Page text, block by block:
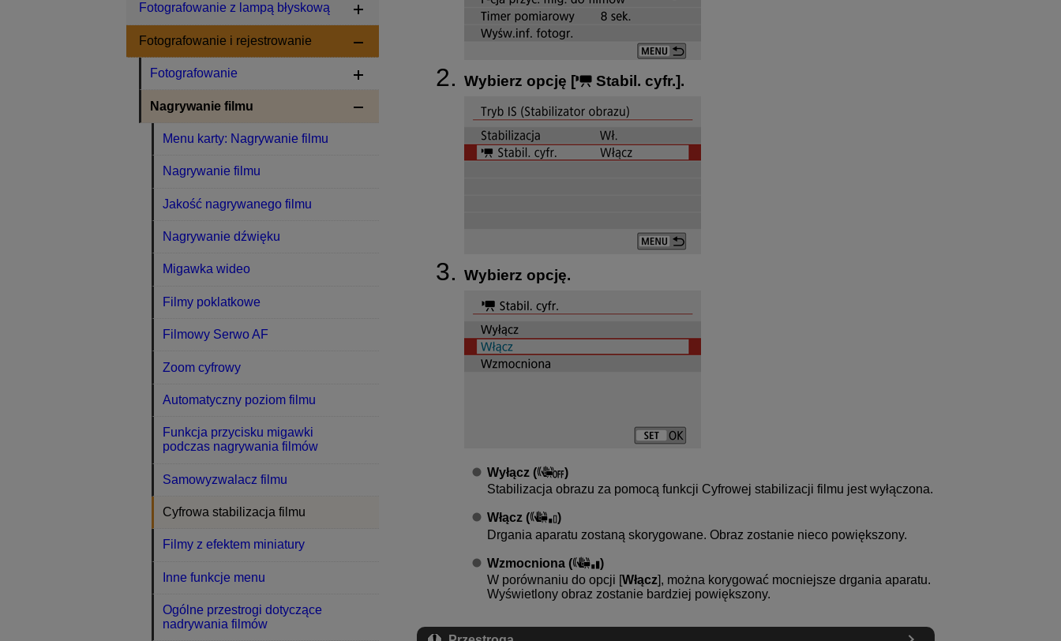
Wybierz opcję [ Stabil. cyfr.].
Wybierz opcję.
Wyłącz(
)
Stabilizacja obrazu za pomocą funkcji Cyfrowej stabilizacji filmu jest wyłączona.
Włącz(
)
Drgania aparatu zostaną skorygowane. Obraz zostanie nieco powiększony.
Wzmocniona(
)
W porównaniu do opcji [Włącz], można korygować mocniejsze drgania aparatu.
Wyświetlony obraz zostanie bardziej powiększony.
Fotografowanie z lampą błyskową
Fotografowanie i rejestrowanie
Fotografowanie
Nagrywanie filmu
Menu karty: Nagrywanie filmu
Nagrywanie filmu
Jakość nagrywanego filmu
Nagrywanie dźwięku
Migawka wideo
Filmy poklatkowe
Filmowy Serwo AF
Zoom cyfrowy
Automatyczny poziom filmu
Funkcja przycisku migawki
podczas nagrywania filmów
Samowyzwalacz filmu
Cyfrowa stabilizacja filmu
Filmy z efektem miniatury
Inne funkcje menu
Ogólne przestrogi dotyczące
nadrywania filmów